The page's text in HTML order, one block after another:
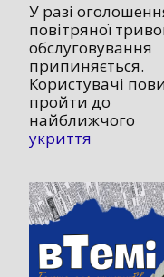
У разі
повітряної
обслуговування
припиняється.
Користувачі
пройти до
найближчого
укриття